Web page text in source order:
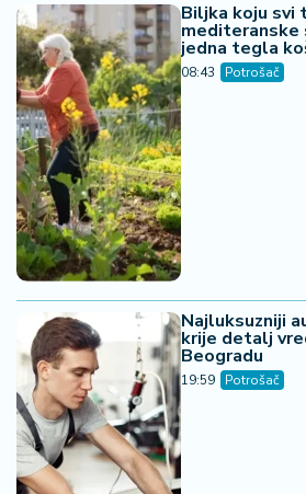
Biljka koju svi
jedna tegla
08:43 Potrošač
Najluksuzniji
krije detalj
Beogradu
19:59 Potrošač